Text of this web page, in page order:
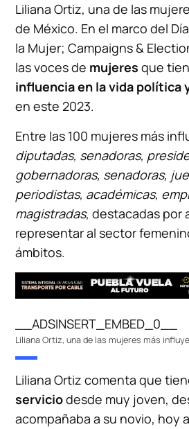
Liliana Ortiz, una de las
de México. En el marco del
la Mujer; Campaigns &
las voces de mujeresque
influencia en la vida política
en este 2023.
Entre las 100 mujeres más
diputadas, senadoras,
gobernadoras, senadoras,
periodistas, académicas,
magistradas, destacadas por
representar al sector
ámbitos.
__ADSINSERT_EMBED_0__
Liliana Ortiz, una de las mujeres más
Liliana Ortiz comenta que
serviciodesde muy joven,
acompañaba a su novio, hoy